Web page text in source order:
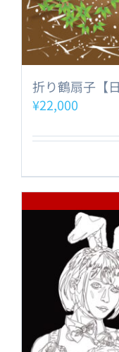
折り鶴扇子【
¥22,000